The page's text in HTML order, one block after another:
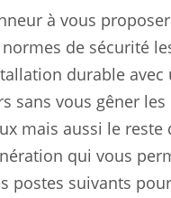
à vous
de sécurité
durable avec
vous gêner
mais aussi le
qui vous
postes suivants